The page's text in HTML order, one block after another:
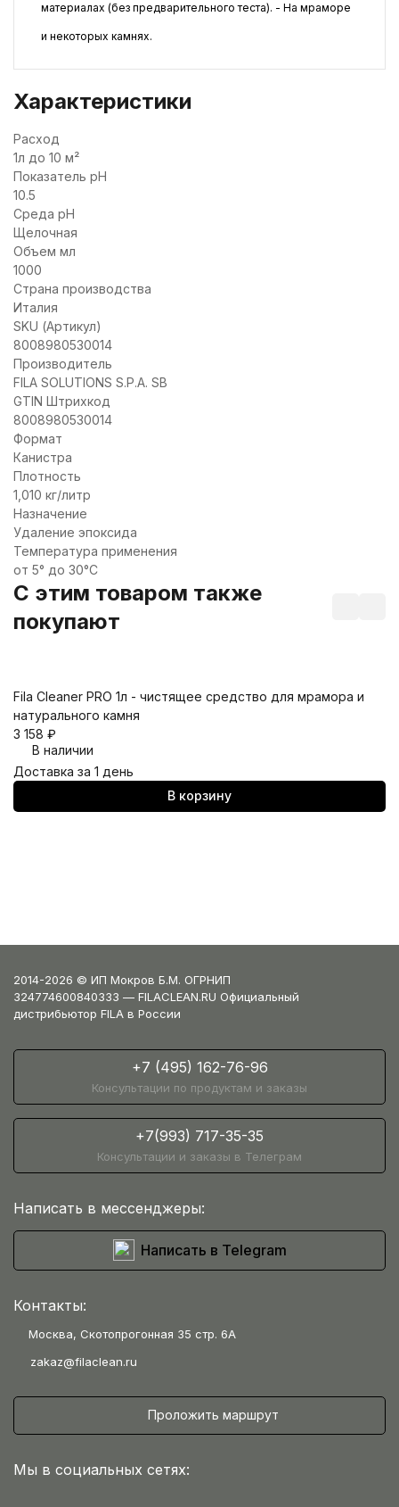
материалах (без предварительного теста). - На мраморе
и некоторых камнях.
Характеристики
Расход
1л до 10 м²
Показатель pH
10.5
Среда pH
Щелочная
Объем мл
1000
Страна производства
Италия
SKU (Артикул)
8008980530014
Производитель
FILA SOLUTIONS S.P.A. SB
GTIN Штрихкод
8008980530014
Формат
Канистра
Плотность
1,010 кг/литр
Назначение
Удаление эпоксида
Температура применения
от 5° до 30°C
C этим товаром также
покупают
Fila Cleaner PRO 1л - чистящее средство для мрамора и
натурального камня
3 158 ₽
В наличии
Доставка за 1 день
В корзину
2014-2026 © ИП Мокров Б.М. ОГРНИП
324774600840333 — FILACLEAN.RU Официальный
дистрибьютор FILA в России
+7 (495) 162-76-96
Консультации по продуктам и заказы
+7(993) 717-35-35
Консультации и заказы в Телеграм
Написать в мессенджеры:
Написать в Telegram
Контакты:
Москва, Скотопрогонная 35 стр. 6А
zakaz@filaclean.ru
Проложить маршрут
Мы в социальных сетях: